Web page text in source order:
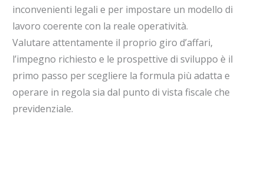
inconvenienti legali e per impostare un modello di
lavoro coerente con la reale operatività.
Valutare attentamente il proprio giro d’affari,
l’impegno richiesto e le prospettive di sviluppo è il
primo passo per scegliere la formula più adatta e
operare in regola sia dal punto di vista fiscale che
previdenziale.